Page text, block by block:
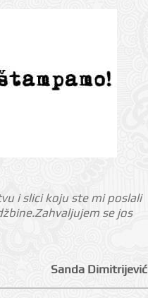
i slici koju ste mi poslali
se jos
Sanda Dimitrijević